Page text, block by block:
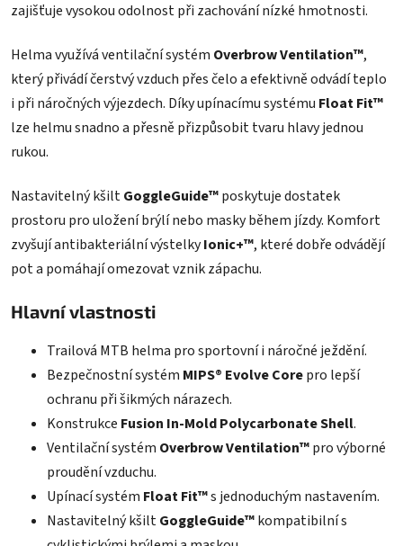
zajišťuje vysokou odolnost při zachování nízké hmotnosti.
Helma využívá ventilační systém Overbrow Ventilation™,
který přivádí čerstvý vzduch přes čelo a efektivně odvádí teplo
i při náročných výjezdech. Díky upínacímu systému Float Fit™
lze helmu snadno a přesně přizpůsobit tvaru hlavy jednou
rukou.
Nastavitelný kšiltGoggleGuide™poskytuje dostatek
prostoru pro uložení brýlí nebo masky během jízdy. Komfort
zvyšují antibakteriální výstelkyIonic+™, které dobře odvádějí
pot a pomáhají omezovat vznik zápachu.
Hlavní vlastnosti
Trailová MTB helma pro sportovní i náročné ježdění.
Bezpečnostní systém MIPS® Evolve Corepro lepší
ochranu při šikmých nárazech.
Konstrukce Fusion In-Mold Polycarbonate Shell.
Ventilační systém Overbrow Ventilation™pro výborné
proudění vzduchu.
Upínací systém Float Fit™s jednoduchým nastavením.
Nastavitelný kšiltGoggleGuide™kompatibilní s